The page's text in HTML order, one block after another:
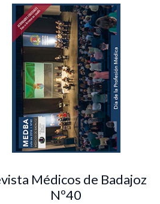
Médicos de Badajoz
Nº40